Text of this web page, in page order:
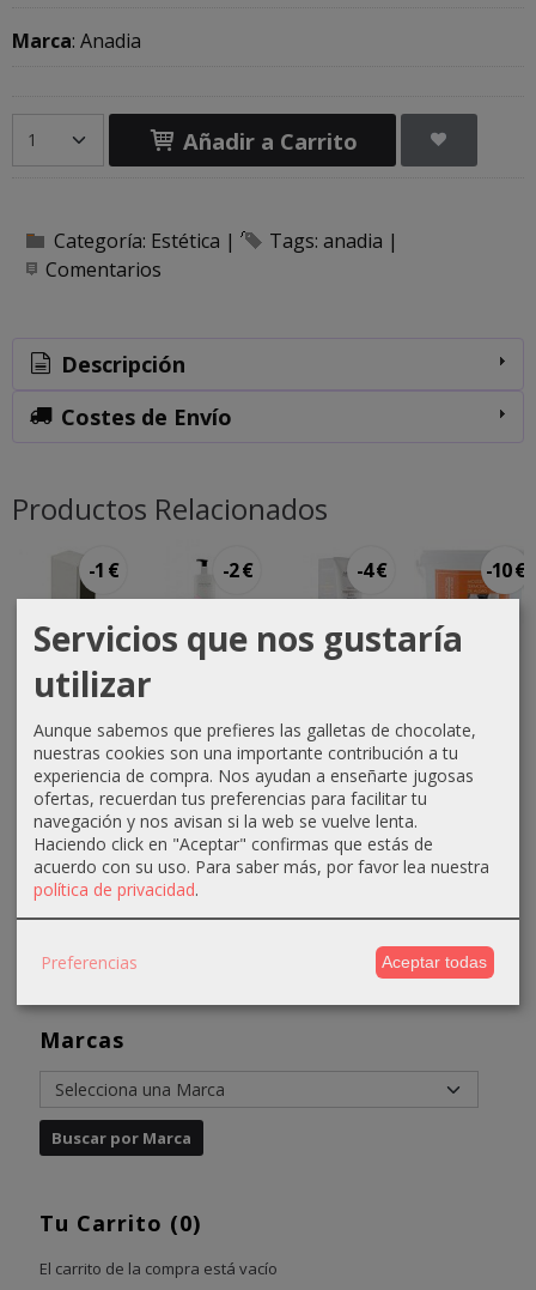
Marcas
Tu Carrito (0)
El carrito de la compra está vacío
Marca: Anadia
Añadir a Carrito
Categoría: Estética | Tags: anadia |
Comentarios
Descripción
Costes de Envío
Productos Relacionados
-1 €
Cubo
pulidor
magic
2,95 €
3,70 €
-2 €
cutis
delicados...
11,30 €
13,30 €
-4 €
activa
200ml...
23,28 €
27,28 €
-10 €
estimulante
Servicios que nos gustaría
utilizar
Aunque sabemos que prefieres las galletas de chocolate,
nuestras cookies son una importante contribución a tu
experiencia de compra. Nos ayudan a enseñarte jugosas
ofertas, recuerdan tus preferencias para facilitar tu
navegación y nos avisan si la web se vuelve lenta.
Haciendo click en "Aceptar" confirmas que estás de
acuerdo con su uso. Para saber más, por favor lea nuestra
política de privacidad.
Preferencias Aceptar todas